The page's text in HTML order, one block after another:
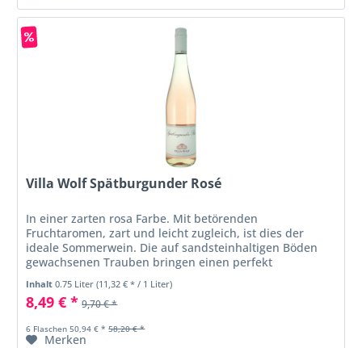
Villa Wolf Spätburgunder Rosé
In einer zarten rosa Farbe. Mit betörenden
Fruchtaromen, zart und leicht zugleich, ist dies der
ideale Sommerwein. Die auf sandsteinhaltigen Böden
gewachsenen Trauben bringen einen perfekt
Inhalt0.75 Liter(11,32 € * / 1 Liter)
8,49 € * 9,70 € *
6 Flaschen 50,94 € * 58,20 € *
Merken